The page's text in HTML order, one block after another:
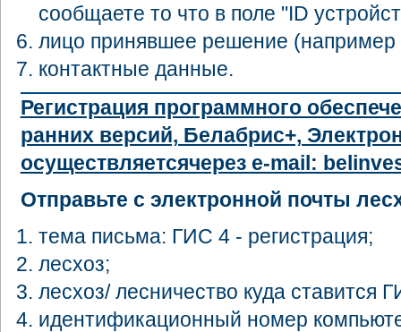
сообщаете то что в поле "ID
лицо принявшее решение
контактные данные.
Регистрация программного
ранних версий, Белабрис+,
осуществляетсячерез e-mail:
Отправьте с электронной почты
тема письма: ГИС 4 - регистрация;
лесхоз;
лесхоз/ лесничество куда ставится
идентификационный номер